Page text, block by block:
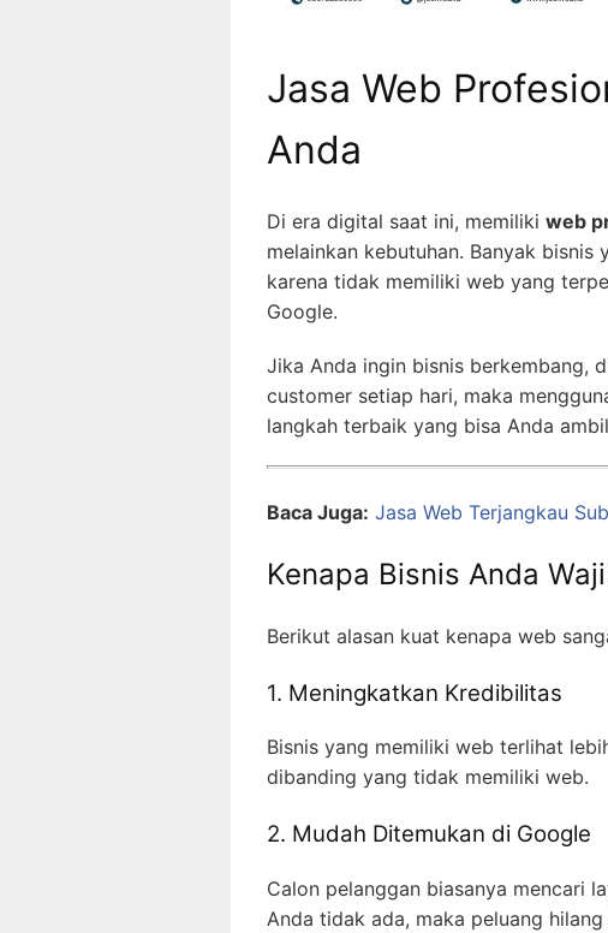
Jasa Web
Anda
Di era digital saat ini, memiliki web
melainkan kebutuhan. Banyak bisnis
karena tidak memiliki web yang
Google.
Jika Anda ingin bisnis berkembang,
customer setiap hari, maka
langkah terbaik yang bisa Anda
Baca Juga: Jasa Web Terjangkau
Kenapa Bisnis Anda
Berikut alasan kuat kenapa web
1. Meningkatkan Kredibilitas
Bisnis yang memiliki web terlihat
dibanding yang tidak memiliki web.
2. Mudah Ditemukan di Google
Calon pelanggan biasanya mencari
Anda tidak ada, maka peluang